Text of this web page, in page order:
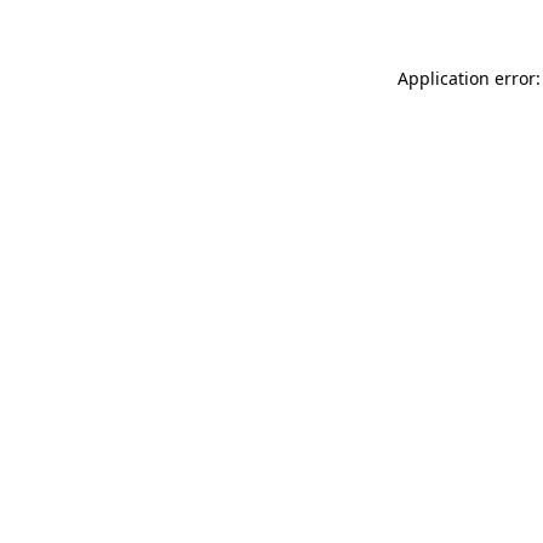
Application